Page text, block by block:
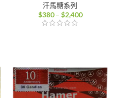
汗馬糖系列
$380 – $2,400價
$2,400